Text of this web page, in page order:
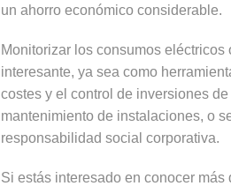
un ahorro económico considerable.
Monitorizar los consumos
interesante, ya sea como
costes y el control de inversiones
mantenimiento de instalaciones, o
responsabilidad social corporativa.
Si estás interesado en conocer